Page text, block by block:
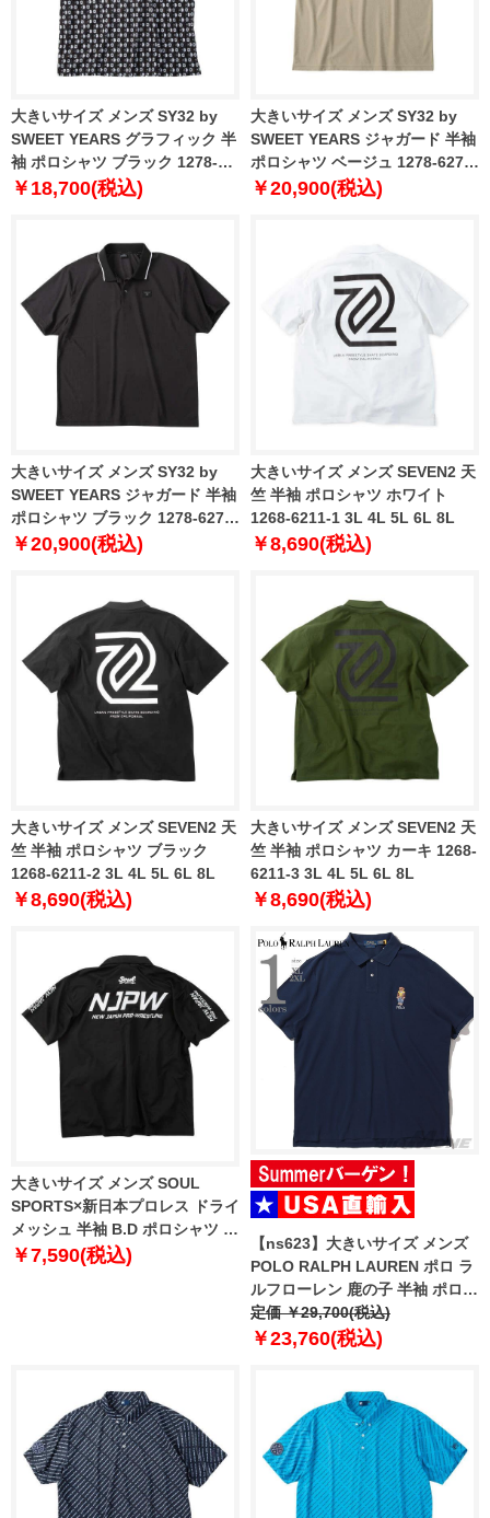
大きいサイズ メンズ SY32 by
SWEET YEARS グラフィック 半
袖 ポロシャツ ブラック 1278-
6276-2 3L 4L 5L 6L
￥18,700(税込)
大きいサイズ メンズ SY32 by
SWEET YEARS ジャガード 半袖
ポロシャツ ベージュ 1278-6277-
1 3L 4L 5L 6L
￥20,900(税込)
大きいサイズ メンズ SY32 by
SWEET YEARS ジャガード 半袖
ポロシャツ ブラック 1278-6277-
2 3L 4L 5L 6L
￥20,900(税込)
大きいサイズ メンズ SEVEN2 天
竺 半袖 ポロシャツ ホワイト
1268-6211-1 3L 4L 5L 6L 8L
￥8,690(税込)
大きいサイズ メンズ SEVEN2 天
竺 半袖 ポロシャツ ブラック
1268-6211-2 3L 4L 5L 6L 8L
￥8,690(税込)
大きいサイズ メンズ SEVEN2 天
竺 半袖 ポロシャツ カーキ 1268-
6211-3 3L 4L 5L 6L 8L
￥8,690(税込)
大きいサイズ メンズ SOUL
SPORTS×新日本プロレス ドライ
メッシュ 半袖 B.D ポロシャツ ブ
ラック 1278-6217-1 3L 4L 5L
￥7,590(税込)
【ns623】大きいサイズ メンズ
POLO RALPH LAUREN ポロ ラ
ルフローレン 鹿の子 半袖 ポロシ
ャツ USA直輸入 710p04982-001
定価 ￥29,700(税込)
￥23,760(税込)